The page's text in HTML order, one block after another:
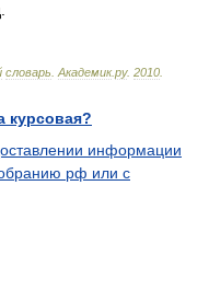
словарь Академик.ру. 2010
курсовая?
информации
рф или с